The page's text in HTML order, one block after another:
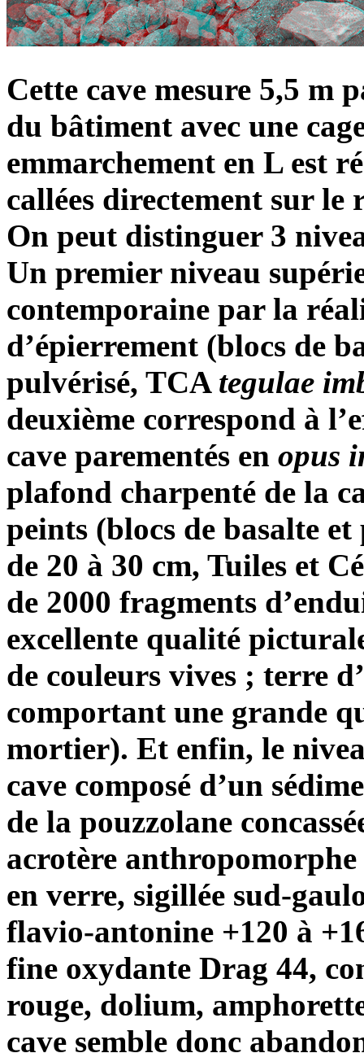
Cette cave mesure 5,5 m
du bâtiment avec une
emmarchement en L est
callées directement sur
On peut distinguer 3
Un premier niveau
contemporaine par la
d’épierrement (blocs de
pulvérisé, TCA tegulae
deuxième correspond à
cave parementés en opus
plafond charpenté de la
peints (blocs de basalte
de 20 à 30 cm, Tuiles et
de 2000 fragments
excellente qualité
de couleurs vives ; terre
comportant une grande
mortier). Et enfin, le
cave composé d’un
de la pouzzolane
acrotère
en verre, sigillée sud-
flavio-antonine +120 à
fine oxydante Drag 44,
rouge, dolium,
cave semble donc